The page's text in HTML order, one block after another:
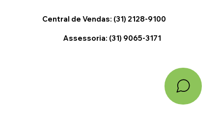
Central de Vendas: (31) 2128-9100
Assessoria: (31) 9065-3171